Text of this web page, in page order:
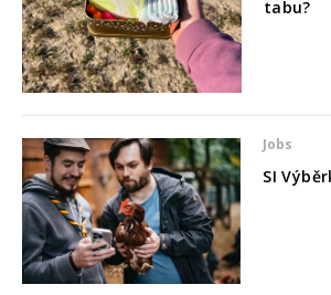
tabu?
Jobs
SI